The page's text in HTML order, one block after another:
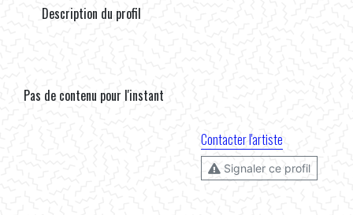
Description du profil
Pas de contenu pour l'instant
Contacter l'artiste
Signaler ce profil